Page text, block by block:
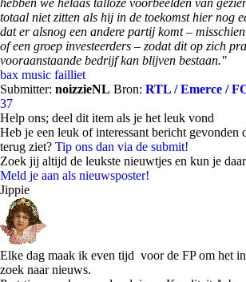
hebben we helaas talloze voorbeelden van
totaal niet zitten als hij in de toekomst hier nog
dat er alsnog een andere partij komt –
of een groep investeerders – zodat dit op zich
vooraanstaande bedrijf kan blijven bestaan."
bax music failliet
Submitter: noizzieNL Bron: RTL / Emerce /
37
Help ons; deel dit item als je het leuk vond
Heb je een leuk of interessant bericht gevonden
terug ziet? Tip ons dan via de submit!
Zoek jij altijd de leukste nieuwtjes en kun je
Meld je aan als nieuwsposter!
Jippie
Elke dag maak ik even tijd voor de FP om het
zoek naar nieuws.